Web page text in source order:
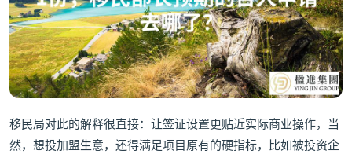
移民局对此的解释很直接：让签证设置更贴近实际商业操作，当
然，想投加盟生意，还得满足项目原有的硬指标，比如被投资企